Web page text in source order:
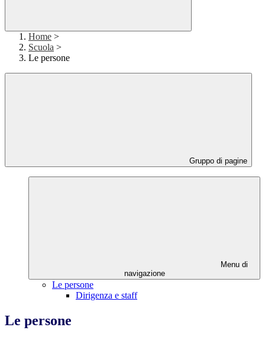
Home >
Scuola >
Le persone
Gruppo di pagine
Menu di
navigazione
Le persone
Dirigenza e staff
Le persone